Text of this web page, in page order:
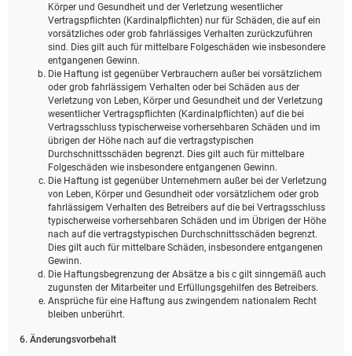
Körper und Gesundheit und der Verletzung wesentlicher
Vertragspflichten (Kardinalpflichten) nur für Schäden, die auf ein
vorsätzliches oder grob fahrlässiges Verhalten zurückzuführen
sind. Dies gilt auch für mittelbare Folgeschäden wie insbesondere
entgangenen Gewinn.
Die Haftung ist gegenüber Verbrauchern außer bei vorsätzlichem
oder grob fahrlässigem Verhalten oder bei Schäden aus der
Verletzung von Leben, Körper und Gesundheit und der Verletzung
wesentlicher Vertragspflichten (Kardinalpflichten) auf die bei
Vertragsschluss typischerweise vorhersehbaren Schäden und im
übrigen der Höhe nach auf die vertragstypischen
Durchschnittsschäden begrenzt. Dies gilt auch für mittelbare
Folgeschäden wie insbesondere entgangenen Gewinn.
Die Haftung ist gegenüber Unternehmern außer bei der Verletzung
von Leben, Körper und Gesundheit oder vorsätzlichem oder grob
fahrlässigem Verhalten des Betreibers auf die bei Vertragsschluss
typischerweise vorhersehbaren Schäden und im Übrigen der Höhe
nach auf die vertragstypischen Durchschnittsschäden begrenzt.
Dies gilt auch für mittelbare Schäden, insbesondere entgangenen
Gewinn.
Die Haftungsbegrenzung der Absätze a bis c gilt sinngemäß auch
zugunsten der Mitarbeiter und Erfüllungsgehilfen des Betreibers.
Ansprüche für eine Haftung aus zwingendem nationalem Recht
bleiben unberührt.
6. Änderungsvorbehalt